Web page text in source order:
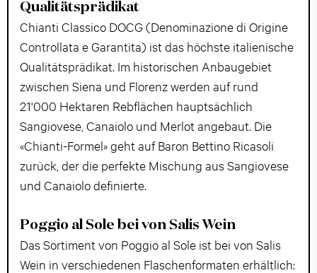
Qualitätsprädikat
Chianti Classico DOCG (Denominazione di Origine
Controllata e Garantita) ist das höchste italienische
Qualitätsprädikat. Im historischen Anbaugebiet
zwischen Siena und Florenz werden auf rund
21'000 Hektaren Rebflächen hauptsächlich
Sangiovese, Canaiolo und Merlot angebaut. Die
«Chianti-Formel» geht auf Baron Bettino Ricasoli
zurück, der die perfekte Mischung aus Sangiovese
und Canaiolo definierte.
Poggio al Sole bei von Salis Wein
Das Sortiment von Poggio al Sole ist bei von Salis
Wein in verschiedenen Flaschenformaten erhältlich: